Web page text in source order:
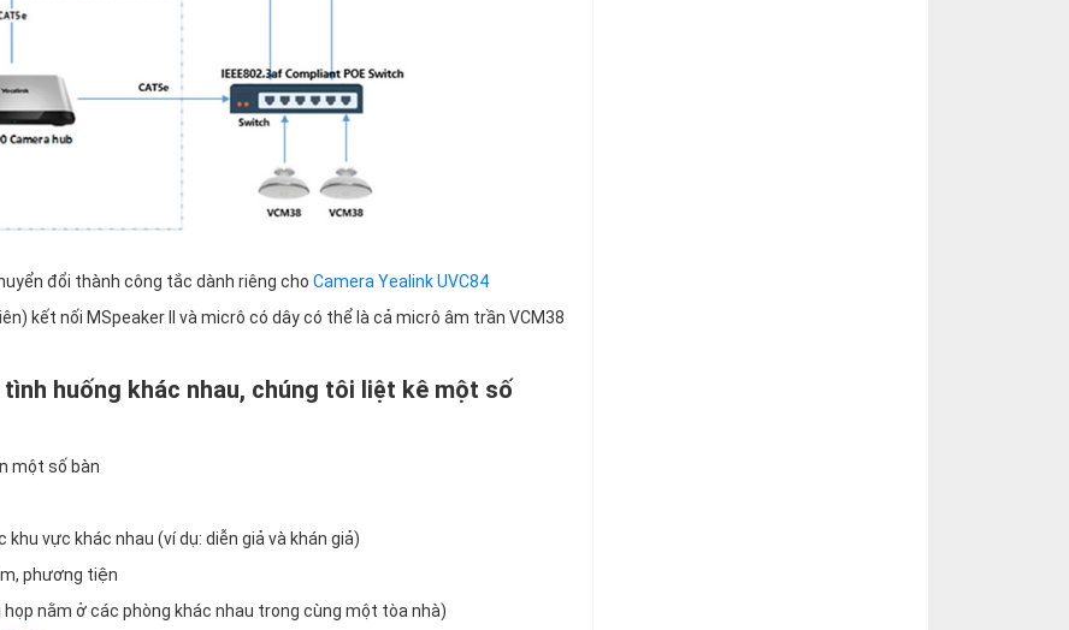
đổi thành công tắc dành riêng cho Camera Yealink UVC84
kết nối MSpeaker II và micrô có dây có thể là cả micrô âm trần VCM38
huống khác nhau, chúng tôi liệt kê một số
một số bàn
vực khác nhau (ví dụ: diễn giả và khán giả)
phương tiện
nằm ở các phòng khác nhau trong cùng một tòa nhà)